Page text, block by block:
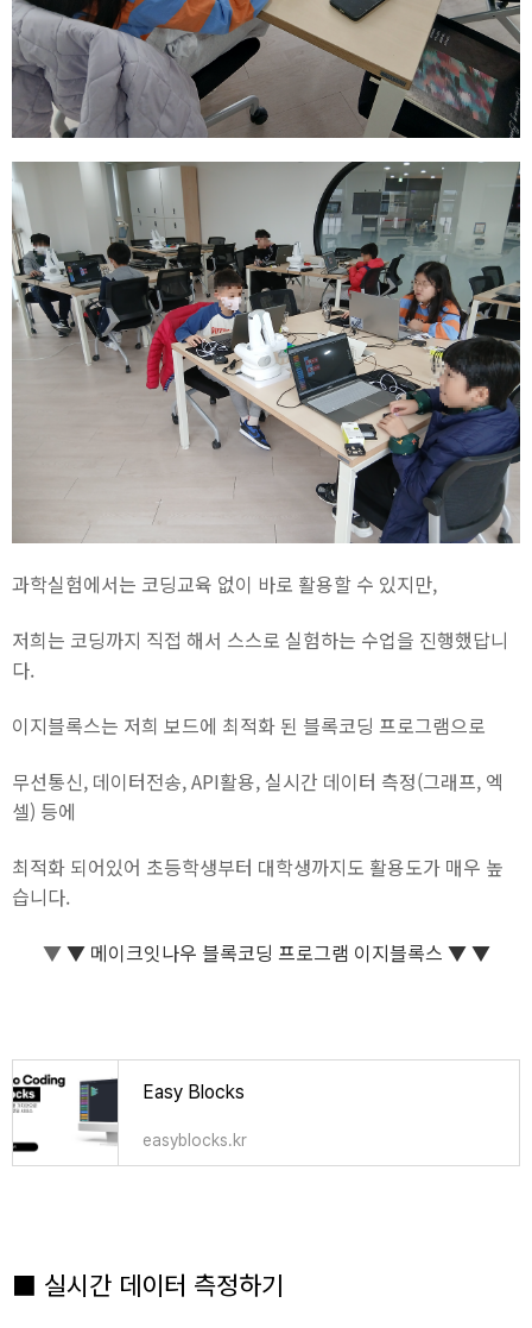
과학실험에서는 코딩교육 없이 바로 활용할 수 있지만,
저희는 코딩까지 직접 해서 스스로 실험하는 수업을 진행했답니
다.
이지블록스는 저희 보드에 최적화 된 블록코딩 프로그램으로
무선통신, 데이터전송, API활용, 실시간 데이터 측정(그래프, 엑
셀) 등에
최적화 되어있어 초등학생부터 대학생까지도 활용도가 매우 높
습니다.
▼▼ 메이크잇나우 블록코딩 프로그램 이지블록스 ▼▼
Easy Blocks
easyblocks.kr
■ 실시간 데이터 측정하기